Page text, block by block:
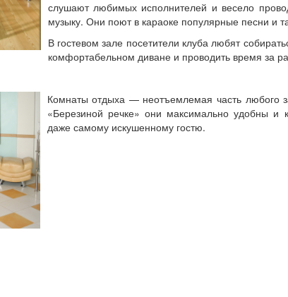
слушают любимых исполнителей и весело
музыку. Они поют в караоке популярные песни и
В гостевом зале посетители клуба любят
комфортабельном диване и проводить время за
Комнаты отдыха — неотъемлемая часть любого
«Березиной речке» они максимально удобны и
даже самому искушенному гостю.